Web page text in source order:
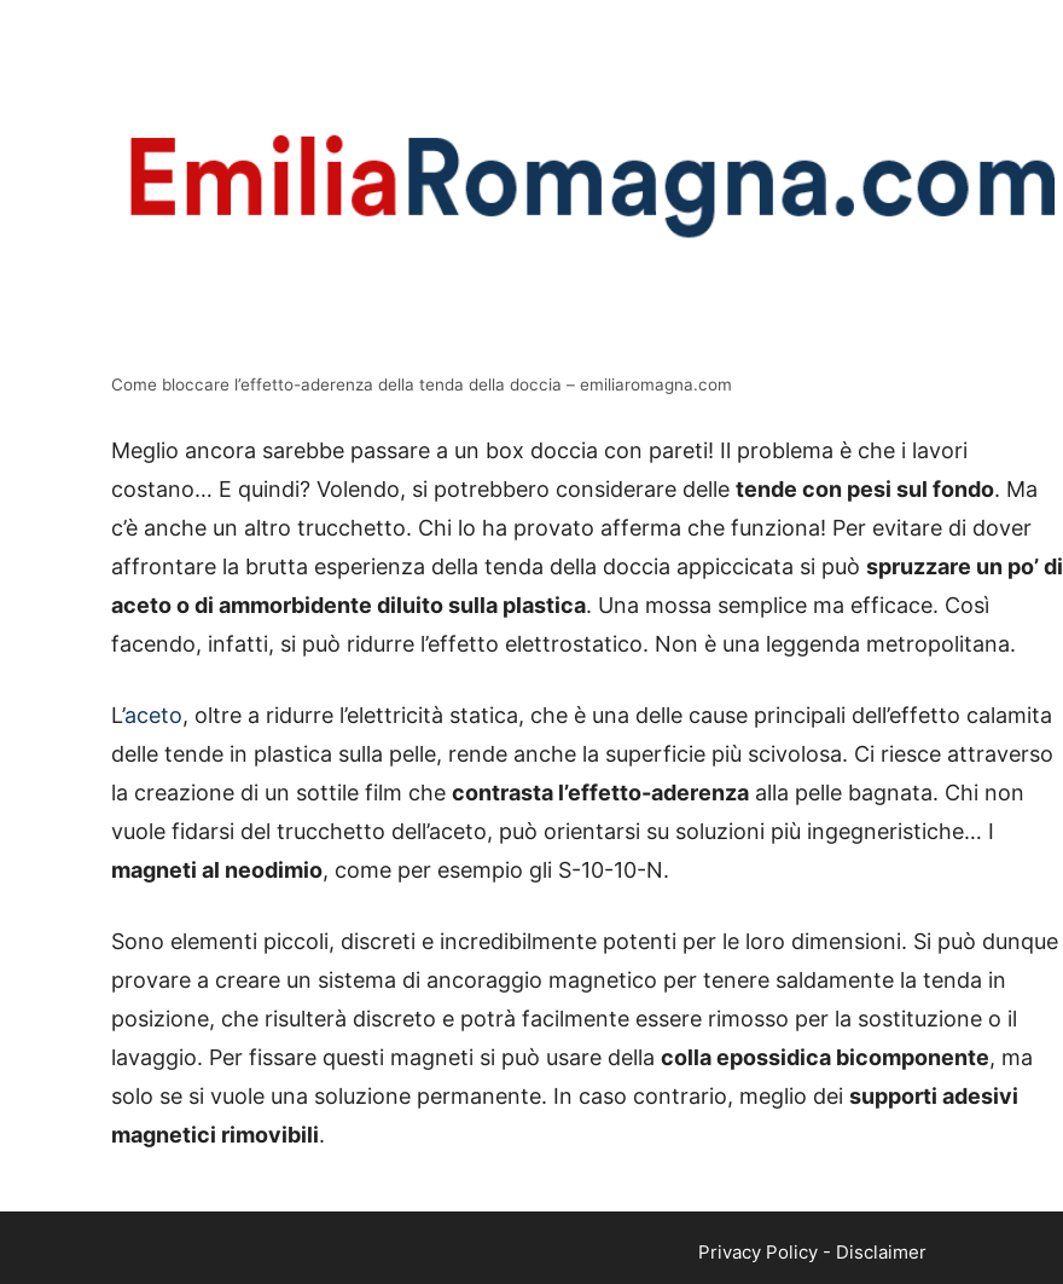
Come bloccare l’effetto-aderenza della tenda della doccia – emiliaromagna.com
Meglio ancora sarebbe passare a un box doccia con pareti! Il problema è che i lavori
costano… E quindi? Volendo, si potrebbero considerare delle tende con pesi sul fondo. Ma
c’è anche un altro trucchetto. Chi lo ha provato afferma che funziona! Per evitare di dover
affrontare la brutta esperienza della tenda della doccia appiccicata si può spruzzare un po’ di
aceto o di ammorbidente diluito sulla plastica. Una mossa semplice ma efficace. Così
facendo, infatti, si può ridurre l’effetto elettrostatico. Non è una leggenda metropolitana.
L’aceto, oltre a ridurre l’elettricità statica, che è una delle cause principali dell’effetto calamita
delle tende in plastica sulla pelle, rende anche la superficie più scivolosa. Ci riesce attraverso
la creazione di un sottile film che contrasta l’effetto-aderenza alla pelle bagnata. Chi non
vuole fidarsi del trucchetto dell’aceto, può orientarsi su soluzioni più ingegneristiche… I
magneti al neodimio, come per esempio gli S-10-10-N.
Sono elementi piccoli, discreti e incredibilmente potenti per le loro dimensioni. Si può dunque
provare a creare un sistema di ancoraggio magnetico per tenere saldamente la tenda in
posizione, che risulterà discreto e potrà facilmente essere rimosso per la sostituzione o il
lavaggio. Per fissare questi magneti si può usare della colla epossidica bicomponente, ma
solo se si vuole una soluzione permanente. In caso contrario, meglio dei supporti adesivi
magnetici rimovibili.
Privacy Policy- Disclaimer